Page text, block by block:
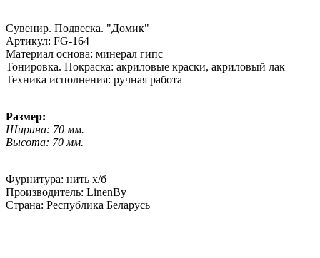
Сувенир. Подвеска. "Домик"
Артикул: FG-164
Материал основа: минерал гипс
Тонировка. Покраска: акриловые краски, акриловый лак
Техника исполнения: ручная работа
Размер:
Ширина: 70 мм.
Высота: 70 мм.
Фурнитура: нить х/б
Производитель: LinenBy
Страна: Республика Беларусь